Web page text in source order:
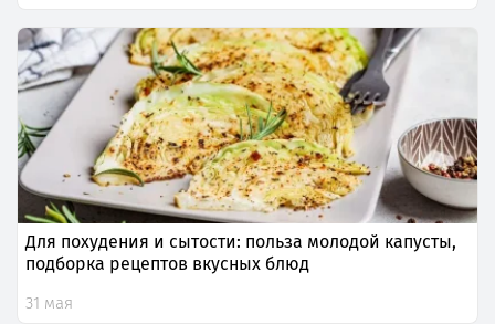
Для похудения и сытости: польза молодой капусты,
подборка рецептов вкусных блюд
31 мая